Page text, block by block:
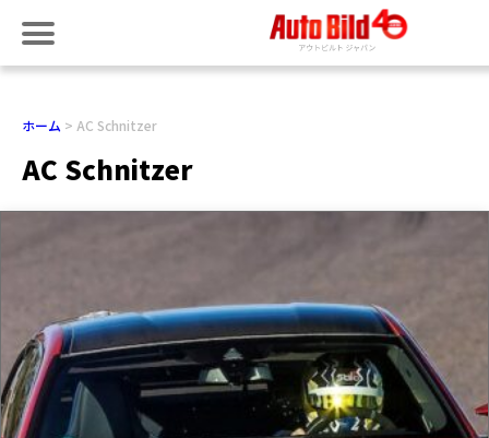
ホーム AC Schnitzer
AC Schnitzer